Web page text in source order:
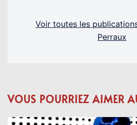
Voir toutes les
Perraux
VOUS POURRIEZ AIMER